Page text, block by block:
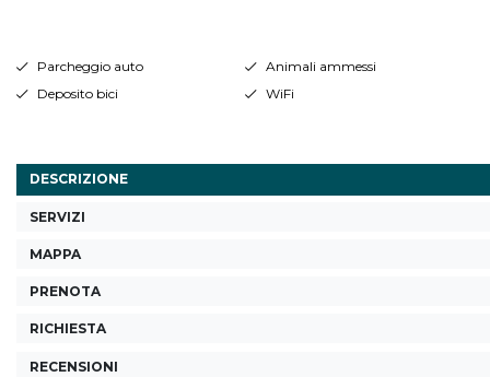
Parcheggio auto
Animali ammessi
Deposito bici
WiFi
DESCRIZIONE
SERVIZI
MAPPA
PRENOTA
RICHIESTA
RECENSIONI